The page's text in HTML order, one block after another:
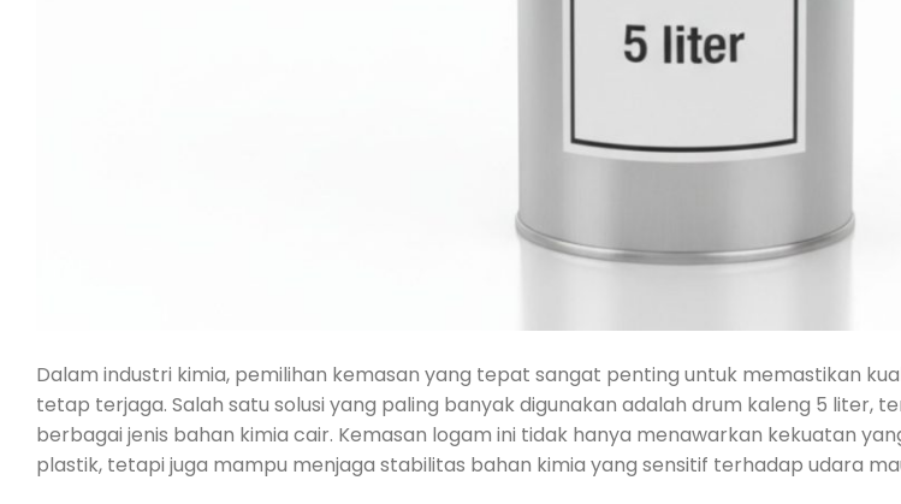
Dalam industri kimia, pemilihan kemasan yang tepat sangat penting untuk memastikan
tetap terjaga. Salah satu solusi yang paling banyak digunakan adalah drum kaleng 5 liter,
berbagai jenis bahan kimia cair. Kemasan logam ini tidak hanya menawarkan kekuatan
plastik, tetapi juga mampu menjaga stabilitas bahan kimia yang sensitif terhadap udara